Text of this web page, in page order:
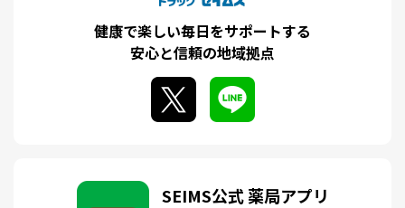
健康で楽しい毎日をサポートする
安心と信頼の地域拠点
SEIMS公式 薬局アプリ